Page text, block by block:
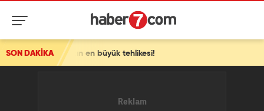
SON DAKİKA
en büyük tehlikesi!